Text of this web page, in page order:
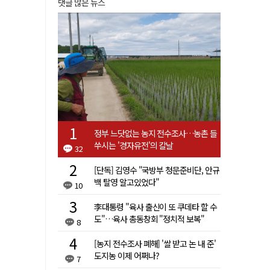
댓글 많은 뉴스
32
정부 느닷없는 농지 전수조사…농촌 들
쑤시는 '경자유전'의 칼날
10
[단독] 김영수 "국방부 청문준비단, 안규
백 탈영 알고있었다"
8
李대통령 "육사 출신이 또 쿠데타 할 수
도"…육사 총동창회 "정치적 보복"
7
[농지 전수조사 폐해] '쌀 받고 논 내 준'
도지농 이제 어쩌나?